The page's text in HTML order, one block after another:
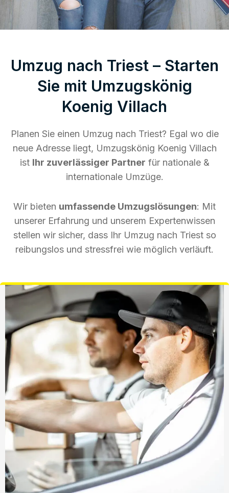
Umzug nach Triest – Starten
Sie mit Umzugskönig
Koenig Villach
Planen Sie einen Umzug nach Triest? Egal wo die
neue Adresse liegt, Umzugskönig Koenig Villach
ist Ihr zuverlässiger Partner für nationale &
internationale Umzüge.
Wir bieten umfassende Umzugslösungen: Mit
unserer Erfahrung und unserem Expertenwissen
stellen wir sicher, dass Ihr Umzug nach Triest so
reibungslos und stressfrei wie möglich verläuft.